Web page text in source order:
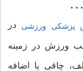
. .
پزشکی ورزشی در
ورزش در زمینه
چاقی یا اضافه